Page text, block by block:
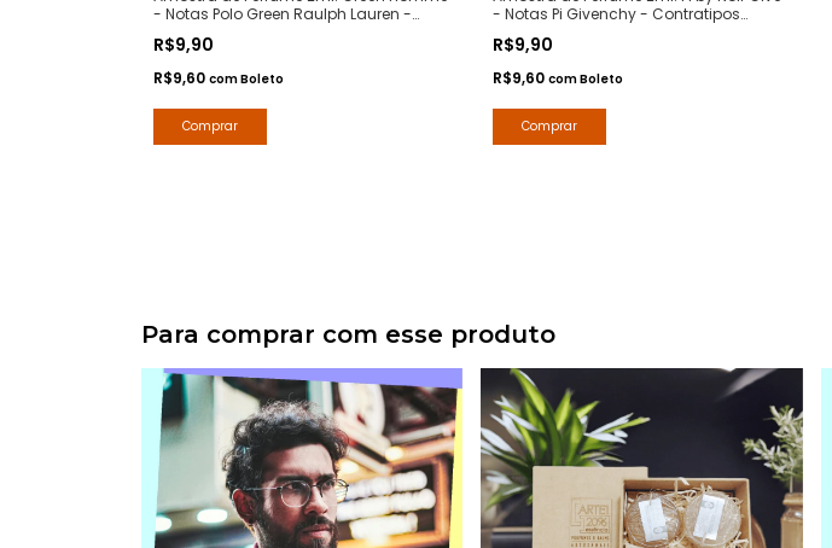
- Notas Polo Green Raulph Lauren -
R$9,90
R$9,60 comBoleto
- Notas Pi Givenchy - Contratipos
R$9,90
R$9,60comBoleto
Para comprar com esse produto